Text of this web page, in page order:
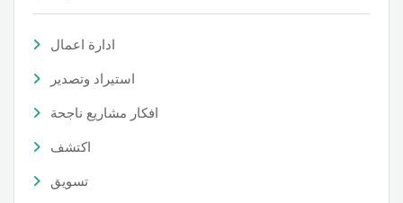
ادارة اعمال
استيراد وتصدير
افكار مشاريع ناجحة
اكتشف
تسويق